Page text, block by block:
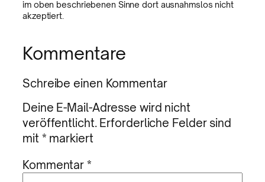
im oben beschriebenen Sinne dort ausnahmslos nicht
akzeptiert.
Kommentare
Schreibe einen Kommentar
Deine E-Mail-Adresse wird nicht
veröffentlicht. Erforderliche Felder sind
mit * markiert
Kommentar*